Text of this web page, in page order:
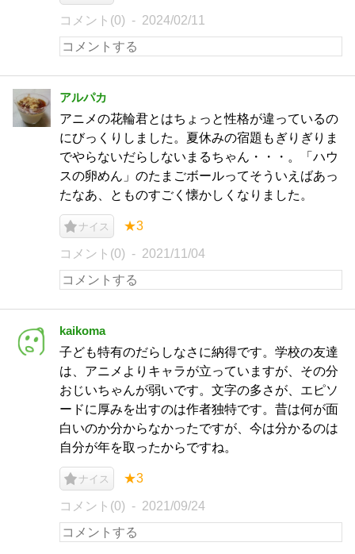
コメント(0) 2024/02/11
アルパカ
アニメの花輪君とはちょっと性格が違っているの
にびっくりしました。夏休みの宿題もぎりぎりま
でやらないだらしないまるちゃん・・・。「ハウ
スの卵めん」のたまごボールってそういえばあっ
たなあ、とものすごく懐かしくなりました。
ナイス ★3
コメント(0) 2021/11/04
kaikoma
子ども特有のだらしなさに納得です。学校の友達
は、アニメよりキャラが立っていますが、その分
おじいちゃんが弱いです。文字の多さが、エピソ
ードに厚みを出すのは作者独特です。昔は何が面
白いのか分からなかったですが、今は分かるのは
自分が年を取ったからですね。
ナイス ★3
コメント(0) 2021/09/24